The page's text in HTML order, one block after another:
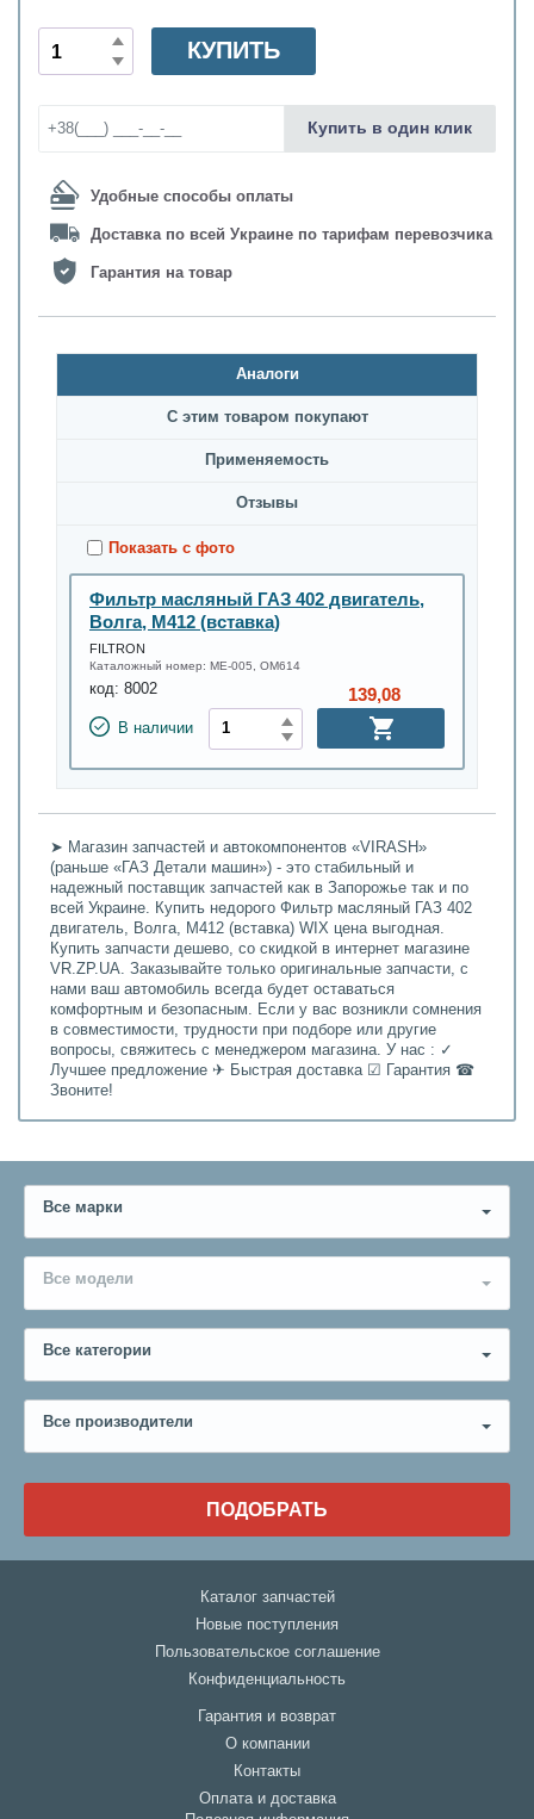
Удобные способы оплаты
Доставка по всей Украине по тарифам перевозчика
Гарантия на товар
КУПИТЬ
Купить в один клик
Аналоги
С этим товаром покупают
Применяемость
Oтзывы
Показать с фото
Фильтр масляный ГАЗ 402 двигатель,
Волга, М412 (вставка)
FILTRON
Каталожный номер: МЕ-005, OM614
код: 8002
В наличии
139,08
➤ Магазин запчастей и автокомпонентов «VIRASH»
(раньше «ГАЗ Детали машин») - это стабильный и
надежный поставщик запчастей как в Запорожье так и по
всей Украине. Купить недорого Фильтр масляный ГАЗ 402
двигатель, Волга, М412 (вставка) WIX цена выгодная.
Купить запчасти дешево, со скидкой в интернет магазине
VR.ZP.UA. Заказывайте только оригинальные запчасти, с
нами ваш автомобиль всегда будет оставаться
комфортным и безопасным. Если у вас возникли сомнения
в совместимости, трудности при подборе или другие
вопросы, свяжитесь с менеджером магазина. У нас : ✓
Лучшее предложение ✈ Быстрая доставка ☑ Гарантия ☎
Звоните!
Все марки
Все модели
Все категории
Все производители
ПОДОБРАТЬ
Каталог запчастей
Новые поступления
Пользовательское соглашение
Конфиденциальность
Гарантия и возврат
О компании
Контакты
Оплата и доставка